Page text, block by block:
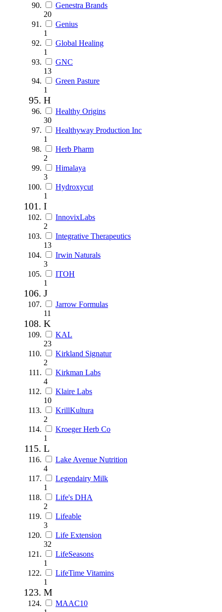
Genestra Brands
20
Genius
1
Global Healing
1
GNC
13
Green Pasture
1
H
Healthy Origins
30
Healthyway Production Inc
1
Herb Pharm
2
Himalaya
3
Hydroxycut
1
I
InnovixLabs
2
Integrative Therapeutics
13
Irwin Naturals
3
ITOH
1
J
Jarrow Formulas
11
K
KAL
23
Kirkland Signatur
2
Kirkman Labs
4
Klaire Labs
10
KrillKultura
2
Kroeger Herb Co
1
L
Lake Avenue Nutrition
4
Legendairy Milk
1
Life's DHA
2
Lifeable
3
Life Extension
32
LifeSeasons
1
LifeTime Vitamins
1
M
MAAC10